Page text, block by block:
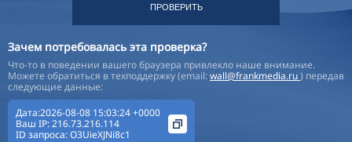
ПРОВЕРИТЬ
Зачем потребовалась эта проверка?
Что-то в поведении вашего браузера привлекло наше внимание.
Можете обратиться в техподдержку (email:wall@frankmedia.ru) передав
следующие данные:
Дата:2026-08-08 15:03:24 +0000
Ваш IP:216.73.216.114
ID запроса:O3UieXJNi8c1